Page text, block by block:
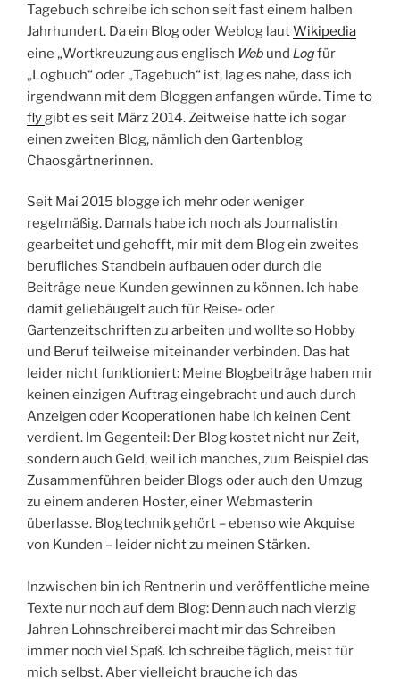
Tagebuch schreibe ich schon seit fast einem halben
Jahrhundert. Da ein Blog oder Weblog lautWikipedia
eine „Wortkreuzung aus englisch Web und Logfür
„Logbuch“ oder „Tagebuch“ ist, lag es nahe, dass ich
irgendwann mit dem Bloggen anfangen würde.Time to
flygibt es seit März 2014. Zeitweise hatte ich sogar
einen zweiten Blog, nämlich den Gartenblog
Chaosgärtnerinnen.
Seit Mai 2015 blogge ich mehr oder weniger
regelmäßig. Damals habe ich noch als Journalistin
gearbeitet und gehofft, mir mit dem Blog ein zweites
berufliches Standbein aufbauen oder durch die
Beiträge neue Kunden gewinnen zu können. Ich habe
damit geliebäugelt auch für Reise- oder
Gartenzeitschriften zu arbeiten und wollte so Hobby
und Beruf teilweise miteinander verbinden. Das hat
leider nicht funktioniert: Meine Blogbeiträge haben mir
keinen einzigen Auftrag eingebracht und auch durch
Anzeigen oder Kooperationen habe ich keinen Cent
verdient. Im Gegenteil: Der Blog kostet nicht nur Zeit,
sondern auch Geld, weil ich manches, zum Beispiel das
Zusammenführen beider Blogs oder auch den Umzug
zu einem anderen Hoster, einer Webmasterin
überlasse. Blogtechnik gehört – ebenso wie Akquise
von Kunden – leider nicht zu meinen Stärken.
Inzwischen bin ich Rentnerin und veröffentliche meine
Texte nur noch auf dem Blog: Denn auch nach vierzig
Jahren Lohnschreiberei macht mir das Schreiben
immer noch viel Spaß. Ich schreibe täglich, meist für
mich selbst. Aber vielleicht brauche ich das